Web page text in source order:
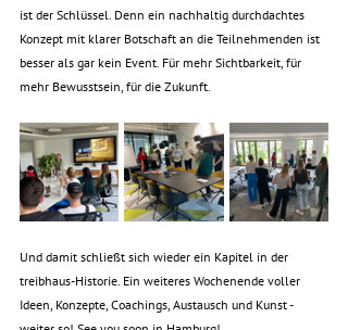
ist der Schlüssel. Denn ein nachhaltig durchdachtes
Konzept mit klarer Botschaft an die Teilnehmenden ist
besser als gar kein Event. Für mehr Sichtbarkeit, für
mehr Bewusstsein, für die Zukunft.
Und damit schließt sich wieder ein Kapitel in der
treibhaus-Historie. Ein weiteres Wochenende voller
Ideen, Konzepte, Coachings, Austausch und Kunst -